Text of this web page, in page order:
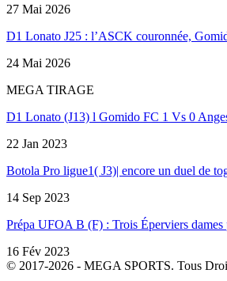
27 Mai 2026
D1 Lonato J25 : l’ASCK couronnée,
24 Mai 2026
MEGA TIRAGE
D1 Lonato (J13) l Gomido FC 1 Vs 0
22 Jan 2023
Botola Pro ligue1( J3)| encore un duel de
14 Sep 2023
Prépa UFOA B (F) : Trois Éperviers
16 Fév 2023
© 2017-2026 - MEGA SPORTS. Tous